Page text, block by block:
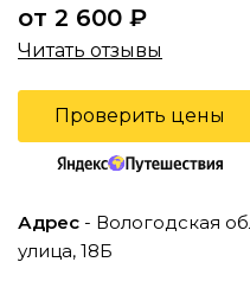
от 2 600 ₽
Читать отзывы
Проверить цены
Адрес - Вологодская
улица, 18Б